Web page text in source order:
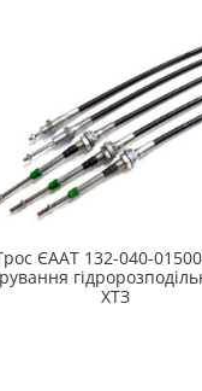
ЄААТ 132-040-
ХТЗ